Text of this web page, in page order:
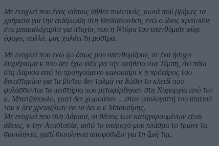
Με ενοχλεί που ένας σάπιος δήθεν πολιτικός, ρωτά πού βρήκες τα
χρήματα για την εκδήλωση στη Θεσσαλονίκη, ενώ ο ίδιος κρατούσε
ένα μπακαλόχαρτο για πτυχίο, που η Ντόρα του υπενθύμισε φύγε
έφαγες πολλά, μας χαλάει τη μόστρα.
Με ενοχλεί που ενώ ζω όπως μου υπενθυμίζουν, σε ένα ήσυχο
διαμέρισμα κ που δεν έχω ιδέα για την αλήθεια στα Τέμπη, ότι πάω
στη Λάρισα από το προηγούμενο καλοκαίρι κ η πρόεδρος του
δικαστηρίου για τα βίντεο δεν τολμά να δώσει το κλειδί που
φυλάσσονται τα πειστήρια που μεταφέρθηκαν στη Νομαρχία από τον
κ. Μπατζόπουλο, γιατί δεν χωρούσαν …στον υπολογιστή του σπιτιού
του κ δεν χρειαζόταν να τα δει ο κ Μπακαΐμης.
Με ενοχλεί που στη Λάρισα, οι θέσεις των κατηγορουμένων είναι
άδειες, κ την Αναστασία, αυτό το υπέροχό μου πλάσμα το τρώνε τα
σκουλήκια, γιατί σκουλήκια αποφάσιζαν για τη ζωή της.